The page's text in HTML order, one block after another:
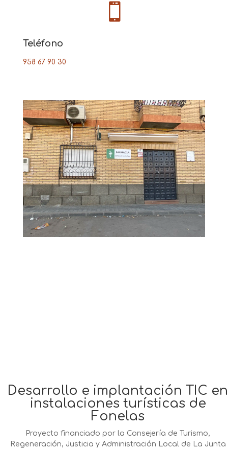

Teléfono
958 67 90 30
Desarrollo e implantación TIC en
instalaciones turísticas de
Fonelas
Proyecto financiado por la Consejería de Turismo,
Regeneración, Justicia y Administración Local de La Junta